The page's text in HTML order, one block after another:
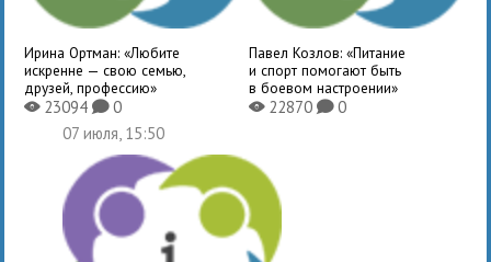
Ирина Ортман: «Любите
искренне — свою семью,
друзей, профессию»
X23094K0
Павел Козлов: «Питание
и спорт помогают быть
в боевом настроении»
X22870 K0
07 июля, 15:50